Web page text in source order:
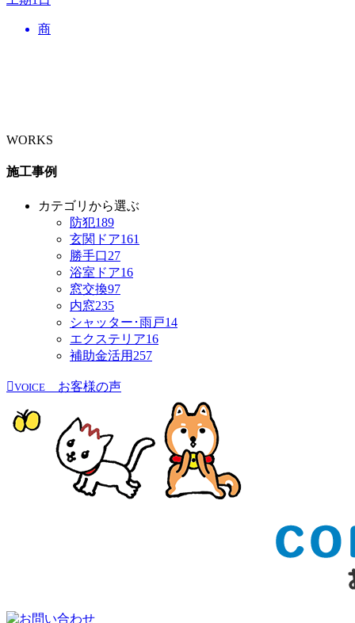
商
WORKS
施工事例
カテゴリから選ぶ
防犯189
玄関ドア161
勝手口27
浴室ドア16
窓交換97
内窓235
シャッター･雨戸14
エクステリア16
補助金活用 257
VOICE お客様の声